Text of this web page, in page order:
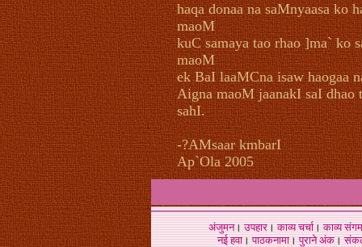
haqa donaa na saMnyaasa ko
maoM
kuC samaya tao rhao ]ma` ko
maoM
ek BaI laaMCna isaw haogaa
Aigna maoM jaanakI saI dhao
sahI.
-?AMsaar kmbarI
Ap`Ola 2005
अंजुमन।उपहार।काव्य चर्चा।काव्य संगम
नई हवा। पाठकनामा। पुराने अंक।